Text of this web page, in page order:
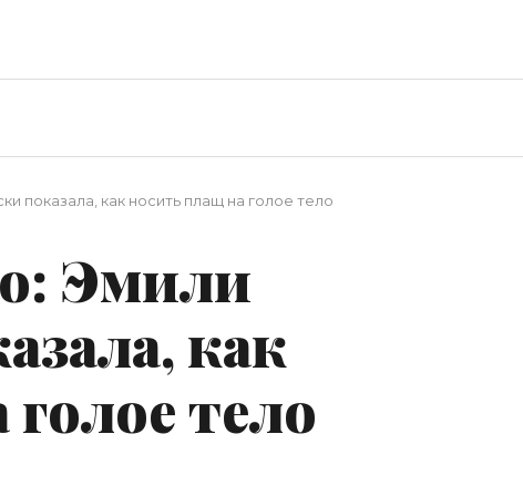
показала, как носить плащ на голое тело
Эмили
как
тело